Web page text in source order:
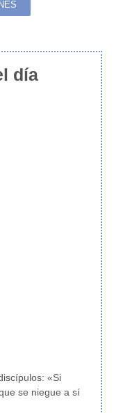
día
«Si
se niegue a sí